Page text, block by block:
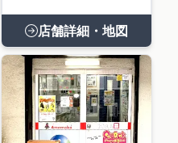
店舗詳細・地図